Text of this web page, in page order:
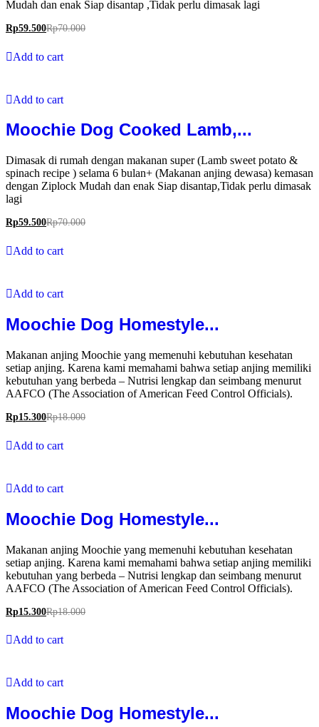
Mudah dan enak Siap disantap ,Tidak perlu dimasak lagi
Rp59.500Rp70.000
Add to cart
Add to cart
Moochie Dog Cooked Lamb,...
Dimasak di rumah dengan makanan super (Lamb sweet potato &
spinach recipe ) selama 6 bulan+ (Makanan anjing dewasa) kemasan
dengan Ziplock Mudah dan enak Siap disantap,Tidak perlu dimasak
lagi
Rp59.500Rp70.000
Add to cart
Add to cart
Moochie Dog Homestyle...
Makanan anjing Moochie yang memenuhi kebutuhan kesehatan
setiap anjing. Karena kami memahami bahwa setiap anjing memiliki
kebutuhan yang berbeda – Nutrisi lengkap dan seimbang menurut
AAFCO (The Association of American Feed Control Officials).
Rp15.300Rp18.000
Add to cart
Add to cart
Moochie Dog Homestyle...
Makanan anjing Moochie yang memenuhi kebutuhan kesehatan
setiap anjing. Karena kami memahami bahwa setiap anjing memiliki
kebutuhan yang berbeda – Nutrisi lengkap dan seimbang menurut
AAFCO (The Association of American Feed Control Officials).
Rp15.300Rp18.000
Add to cart
Add to cart
Moochie Dog Homestyle...